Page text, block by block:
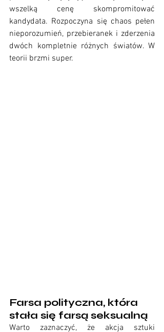
wszelką cenę skompromitować
kandydata. Rozpoczyna się chaos pełen
nieporozumień, przebieranek i zderzenia
dwóch kompletnie różnych światów. W
teorii brzmi super.
Farsa polityczna, która
stała się farsą seksualną
Warto zaznaczyć, że akcja sztuki